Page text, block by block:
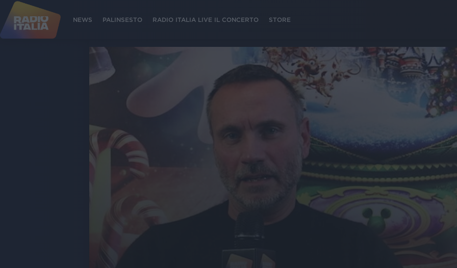
NEWS PALINSESTO RADIO ITALIA LIVE IL CONCERTO STORE